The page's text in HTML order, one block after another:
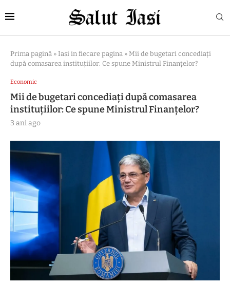
Prima pagină » Iasi in fiecare pagina » Mii de bugetari concediați
după comasarea instituțiilor: Ce spune Ministrul Finanțelor?
Economic
Mii de bugetari concediați după comasarea
instituțiilor: Ce spune Ministrul Finanțelor?
3 ani ago